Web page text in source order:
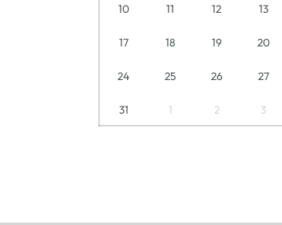
10 11 12 13
17 18 19 20
24 25 26 27
31 1 2 3